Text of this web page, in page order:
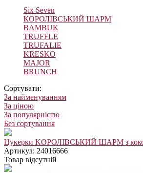
Six Seven
КОРОЛІВСЬКИЙ ШАРМ
BAMBUK
TRUFFLE
TRUFALIE
KRESKO
MAJOR
BRUNCH
Сортувати:
За найменуванням
За ціною
За популярністю
Без сортування
Цукерки KОРОЛІВСЬКИЙ ШАРМ з
Артикул: 24016666
Товар відсутній